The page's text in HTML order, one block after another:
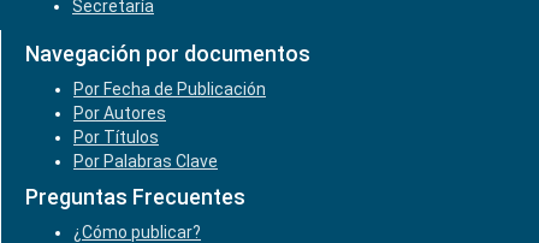
Secretaría
Navegación por documentos
Por Fecha de Publicación
Por Autores
Por Títulos
Por Palabras Clave
Preguntas Frecuentes
¿Cómo publicar?